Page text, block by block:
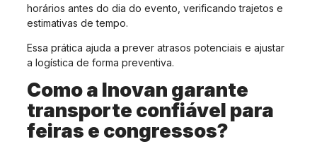
horários antes do dia do evento, verificando trajetos e
estimativas de tempo.
Essa prática ajuda a prever atrasos potenciais e ajustar
a logística de forma preventiva.
Como a Inovan garante
transporte confiável para
feiras e congressos?